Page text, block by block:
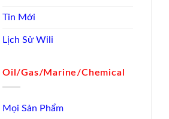
Tin Mới
Lịch Sử Wili
Oil/Gas/Marine/Chemical
Mọi Sản Phẩm